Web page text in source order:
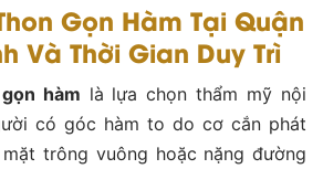
Gọn Hàm Tại Quận
Và Thời Gian Duy Trì
hàm là lựa chọn thẩm mỹ nội
có góc hàm to do cơ cắn phát
trông vuông hoặc nặng đường